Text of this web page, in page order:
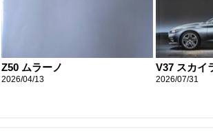
Z50 ムラーノ
2026/04/13
V37 スカイ
2026/07/31